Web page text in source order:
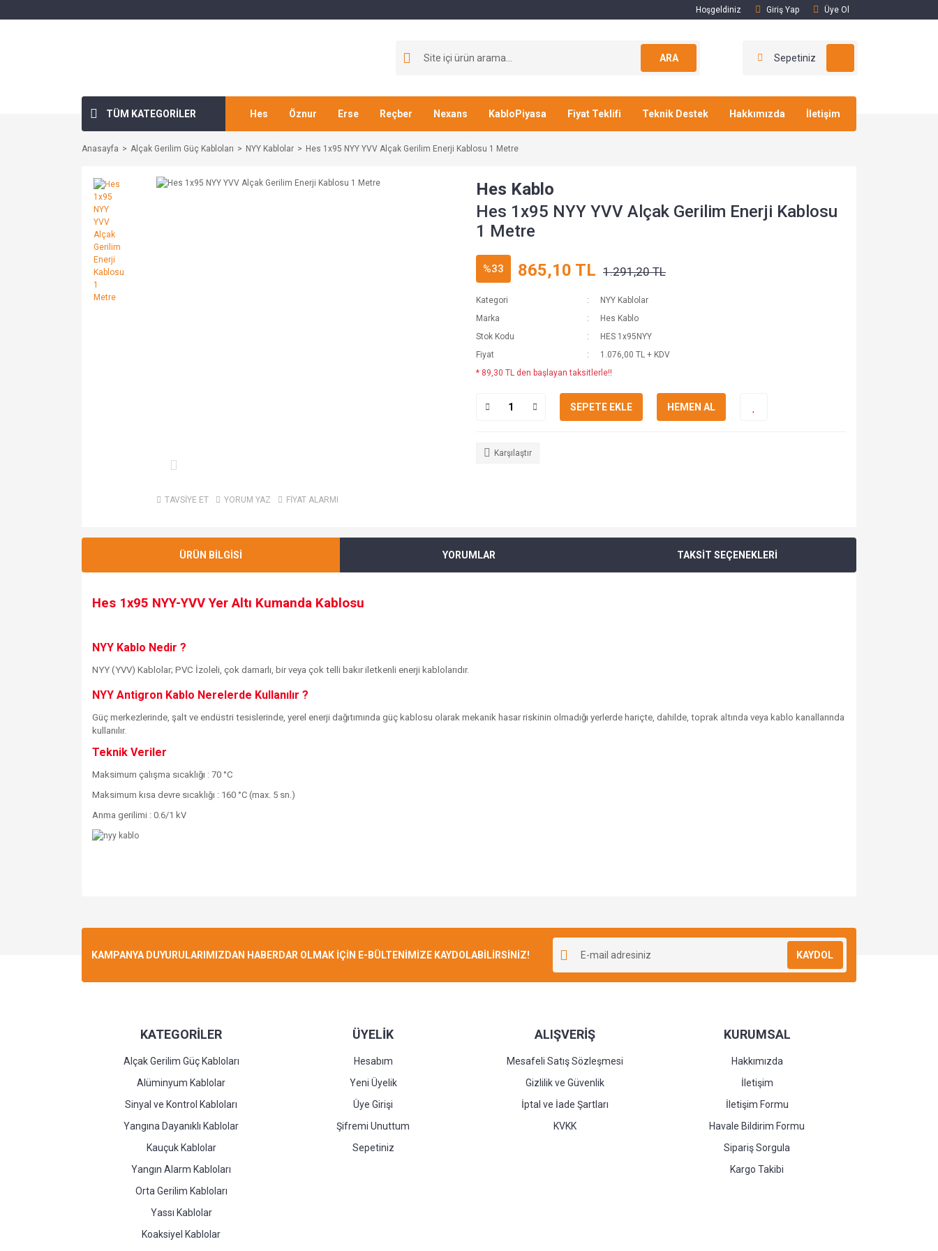
Hoşgeldiniz Giriş Yap Üye Ol
ARA Sepetiniz
TÜM KATEGORİLER Hes Öznur Erse Reçber Nexans KabloPiyasa Fiyat Teklifi Teknik Destek Hakkımızda İletişim
Anasayfa Alçak Gerilim Güç Kabloları NYY Kablolar Hes 1x95 NYY YVV Alçak Gerilim Enerji Kablosu 1 Metre
TAVSİYE ET YORUM YAZ FİYAT ALARMI
Hes Kablo
Hes 1x95 NYY YVV Alçak Gerilim Enerji Kablosu
1 Metre
%33 865,10 TL 1.291,20 TL
Kategori
NYY Kablolar
Marka
Hes Kablo
Stok Kodu
HES 1x95NYY
Fiyat
1.076,00 TL + KDV
* 89,30 TL den başlayan taksitlerle!!
SEPETE EKLE HEMEN AL
Karşılaştır
ÜRÜN BİLGİSİ YORUMLAR TAKSİT SEÇENEKLERİ
Hes 1x95 NYY-YVV Yer Altı Kumanda Kablosu
NYY Kablo Nedir ?
NYY (YVV) Kablolar; PVC İzoleli, çok damarlı, bir veya çok telli bakır iletkenli enerji kablolarıdır.
NYY Antigron Kablo Nerelerde Kullanılır ?
Güç merkezlerinde, şalt ve endüstri tesislerinde, yerel enerji dağıtımında güç kablosu olarak mekanik hasar riskinin olmadığı yerlerde hariçte, dahilde, toprak altında veya kablo kanallarında
kullanılır.
Teknik Veriler
Maksimum çalışma sıcaklığı : 70 °C
Maksimum kısa devre sıcaklığı : 160 °C (max. 5 sn.)
Anma gerilimi : 0.6/1 kV
KAMPANYA DUYURULARIMIZDAN HABERDAR OLMAK İÇİN E-BÜLTENİMİZE KAYDOLABİLİRSİNİZ! KAYDOL
KATEGORİLER
Alçak Gerilim Güç Kabloları
Alüminyum Kablolar
Sinyal ve Kontrol Kabloları
Yangına Dayanıklı Kablolar
Kauçuk Kablolar
Yangın Alarm Kabloları
Orta Gerilim Kabloları
Yassı Kablolar
Koaksiyel Kablolar
ÜYELİK
Hesabım
Yeni Üyelik
Üye Girişi
Şifremi Unuttum
Sepetiniz
ALIŞVERİŞ
Mesafeli Satış Sözleşmesi
Gizlilik ve Güvenlik
İptal ve İade Şartları
KVKK
KURUMSAL
Hakkımızda
İletişim
İletişim Formu
Havale Bildirim Formu
Sipariş Sorgula
Kargo Takibi